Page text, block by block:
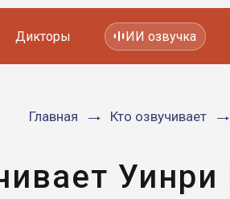
Мультфильмов
Дикторы ИИ озвучка
Главная Кто озвучивает